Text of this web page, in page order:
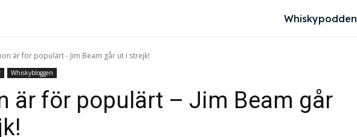
Whiskypodden
är för populärt - Jim Beam går ut i strejk!
Whiskybloggen
är för populärt – Jim Beam går